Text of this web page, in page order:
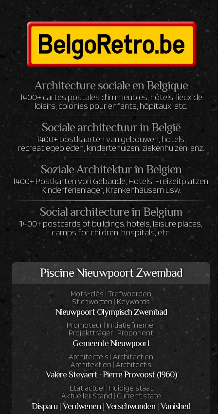
Architecture sociale en Belgique
1400+ cartes postales d'immeubles, hôtels, lieux de
loisirs, colonies pour enfants, hôpitaux, etc.
Sociale architectuur in België
1400+ postkaarten van gebouwen, hotels,
recreatiegebieden, kindertehuizen, ziekenhuizen, enz.
Soziale Architektur in Belgien
1400+ Postkarten von Gebäude, Hotels, Freizeitplätzen,
Kinderferienlager, Krankenhäusern usw.
Social architecture in Belgium
1400+ postcards of buildings, hotels, leisure places,
camps for children, hospitals, etc.
Piscine Nieuwpoort Zwembad
Mots-clés| Trefwoorden
Stichworten | Keywords
Nieuwpoort Olympisch Zwembad
Promoteur| Initiatiefnemer
Projektträger |Proponent
Gemeente Nieuwpoort
Architecte·s | Architect·en
Architekt·en | Architect·s
Valère Steyaert · Pierre Provoost (1960)
Etat actuel | Huidige staat
Aktueller Stand | Current state
Disparu |Verdwenen |Verschwunden |Vanished